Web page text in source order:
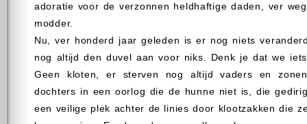
adoratie voor de verzonnen heldhaftige daden, ver
modder.
Nu, ver honderd jaar geleden is er nog niets
nog altijd den duvel aan voor niks. Denk je dat we
Geen kloten, er sterven nog altijd vaders en
dochters in een oorlog die de hunne niet is, die
een veilige plek achter de linies door klootzakken die